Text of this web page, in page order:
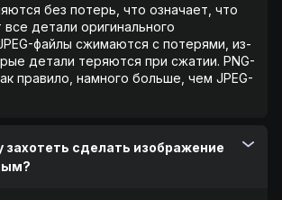
без потерь, что означает, что
детали оригинального
файлы сжимаются с потерями, из-
детали теряются при сжатии. PNG-
правило, намного больше, чем JPEG-
захотеть сделать изображение